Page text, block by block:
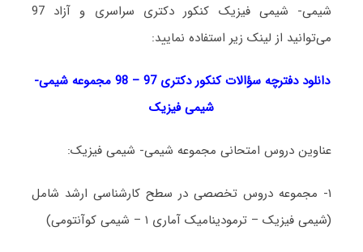
شیمی- شیمی فیزیک کنکور دکتری سراسری و آزاد 97
می‌توانید از لینک زیر استفاده نمایید:
دانلود دفترچه سؤالات کنکور دکتری 97 – 98 مجموعه شیمی-
شیمی فیزیک
عناوین دروس امتحانی مجموعه شیمی- شیمی فیزیک:
۱- مجموعه دروس تخصصی در سطح کارشناسی ارشد شامل
(شیمی فیزیک – ترمودینامیک آماری ۱ – شیمی کوآنتومی)